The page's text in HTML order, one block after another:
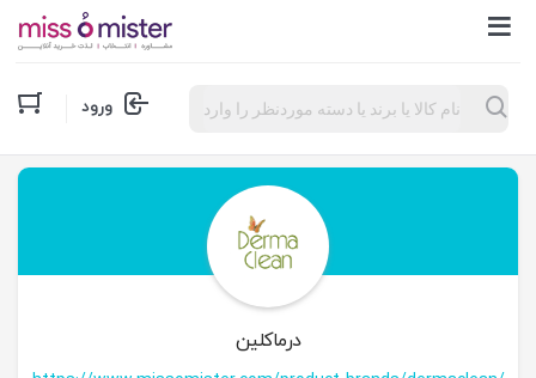
Products
search ورود
درماکلین